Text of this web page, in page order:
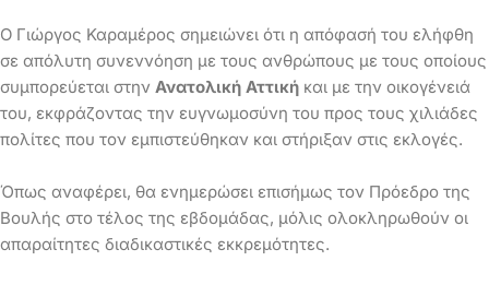
Ο Γιώργος Καραμέρος σημειώνει ότι η απόφασή του ελήφθη
σε απόλυτη συνεννόηση με τους ανθρώπους με τους οποίους
συμπορεύεται στην Ανατολική Αττική και με την οικογένειά
του, εκφράζοντας την ευγνωμοσύνη του προς τους χιλιάδες
πολίτες που τον εμπιστεύθηκαν και στήριξαν στις εκλογές.
Όπως αναφέρει, θα ενημερώσει επισήμως τον Πρόεδρο της
Βουλής στο τέλος της εβδομάδας, μόλις ολοκληρωθούν οι
απαραίτητες διαδικαστικές εκκρεμότητες.